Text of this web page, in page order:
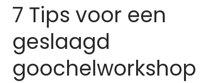
7 Tips voor een
geslaagd
goochelworkshop